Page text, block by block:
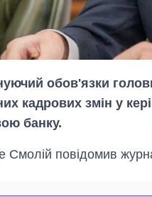
обов'язки
кадрових змін у
банку.
Смолій повідомив